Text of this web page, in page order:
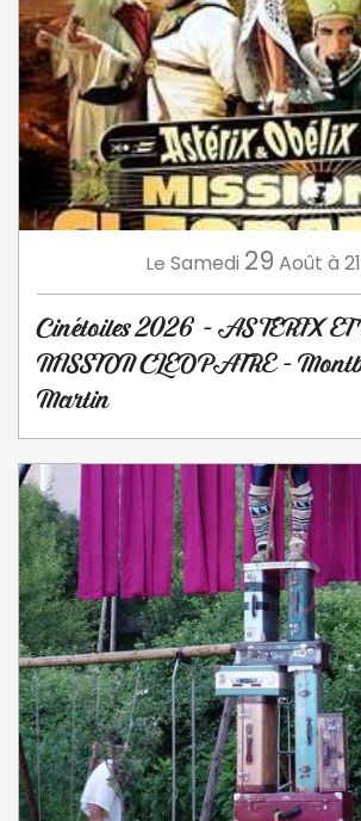
Le Samedi 29 Août à
Cinétoiles 2026 - ASTERIX ET
MISSION CLEOPATRE -
Martin